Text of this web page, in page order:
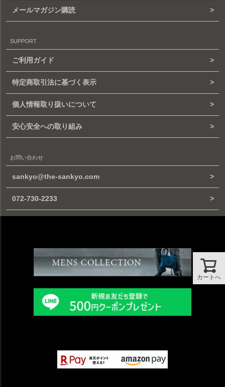
カートへ
メールマガジン購読
SUPPORT
ご利用ガイド
特定商取引法に基づく表示
個人情報取り扱いについて
安心安全への取り組み
お問い合わせ
sankyo@the-sankyo.com
072-730-2233